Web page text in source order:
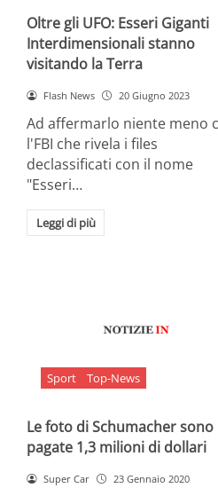
Oltre gli UFO: Esseri Giganti
Interdimensionali stanno
visitando la Terra
Flash News 20 Giugno 2023
Ad affermarlo niente meno
l'FBI che rivela i files
declassificati con il nome
"Esseri…
Leggi di più
Sport Top-News
Le foto di Schumacher sono
pagate 1,3 milioni di dollari
Super Car 23 Gennaio 2020